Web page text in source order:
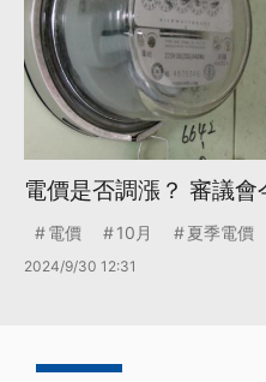
電價是否調漲？ 審議
電價 10月 夏季電價
2024/9/30 12:31